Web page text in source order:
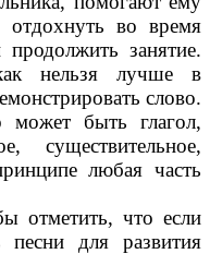
отдохнуть во время
занятие.
нельзя лучше в
слово.
быть глагол,
существительное,
любая часть
отметить, что если
песни для развития